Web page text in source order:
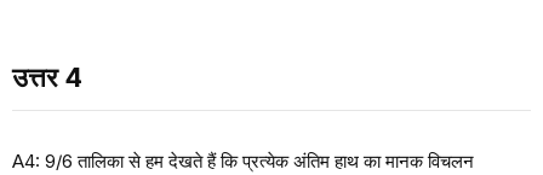
उत्तर 4
A4: 9/6 तालिका से हम देखते हैं कि प्रत्येक अंतिम हाथ का मानक विचलन